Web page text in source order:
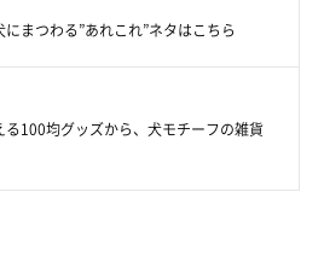
まつわる”あれこれ”ネタはこちら
100均グッズから、犬モチーフの雑貨